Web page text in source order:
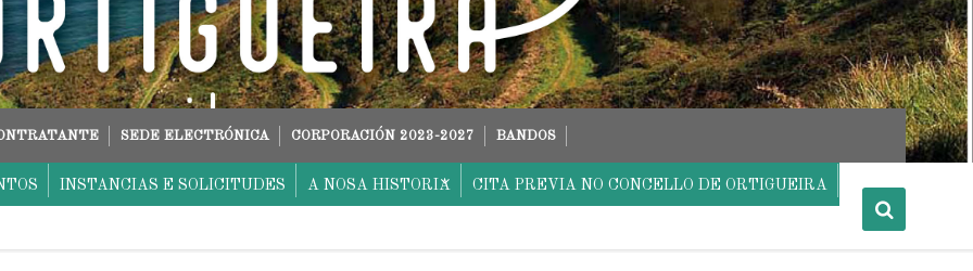
SEDE ELECTRÓNICA CORPORACIÓN 2023-2027 BANDOS
INSTANCIAS E SOLICITUDES A NOSA HISTORIA CITA PREVIA NO CONCELLO DE ORTIGUEIRA